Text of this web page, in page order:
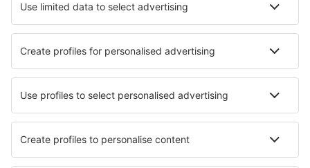
Sevärdheter
Sportevenemang
Läs mer
Mobilapp
Flygbolag
SAS
Ryanair
Lufthansa